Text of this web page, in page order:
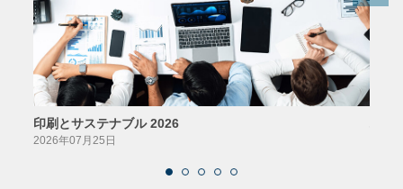
印刷とサステナブル 2026
2026年07月25日